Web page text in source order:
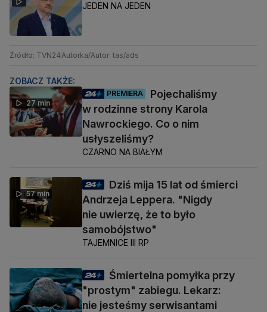
JEDEN NA JEDEN
Źródło: TVN24 Autorka/Autor: tas/ads
ZOBACZ TAKŻE:
27 min
PREMIERA
Pojechaliśmy
w rodzinne strony Karola
Nawrockiego. Co o nim
usłyszeliśmy?
CZARNO NA BIAŁYM
57 min
Dziś mija 15 lat od śmierci
Andrzeja Leppera. "Nigdy
nie uwierzę, że to było
samobójstwo"
TAJEMNICE III RP
Śmiertelna pomyłka przy
"prostym" zabiegu. Lekarz:
nie jesteśmy serwisantami